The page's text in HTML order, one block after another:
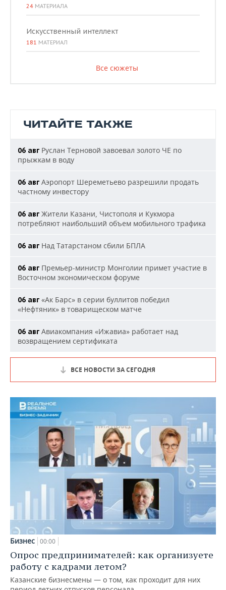
24 МАТЕРИАЛА
Искусственный интеллект
181 МАТЕРИАЛ
Все сюжеты
ЧИТАЙТЕ ТАКЖЕ
06 авг Руслан Терновой завоевал золото ЧЕ по
прыжкам в воду
06 авг Аэропорт Шереметьево разрешили продать
частному инвестору
06 авг Жители Казани, Чистополя и Кукмора
потребляют наибольший объем мобильного трафика
06 авг Над Татарстаном сбили БПЛА
06 авг Премьер-министр Монголии примет участие в
Восточном экономическом форуме
06 авг «Ак Барс» в серии буллитов победил
«Нефтяник» в товарищеском матче
06 авг Авиакомпания «Ижавиа» работает над
возвращением сертификата
ВСЕ НОВОСТИ ЗА СЕГОДНЯ
Бизнес 00:00
Опрос предпринимателей: как организуете
работу с кадрами летом?
Казанские бизнесмены — о том, как проходит для них